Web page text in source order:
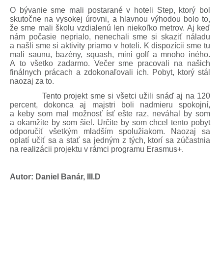
O bývanie sme mali postarané v hoteli Step, ktorý bol
skutočne na vysokej úrovni, a hlavnou výhodou bolo to,
že sme mali školu vzdialenú len niekoľko metrov. Aj keď
nám počasie neprialo, nenechali sme si skaziť náladu
a našli sme si aktivity priamo v hoteli. K dispozícii sme tu
mali saunu, bazény, squash, mini golf a mnoho iného.
A to všetko zadarmo. Večer sme pracovali na našich
finálnych prácach a zdokonaľovali ich. Pobyt, ktorý stál
naozaj za to.
Tento projekt sme si všetci užili snáď aj na 120
percent, dokonca aj majstri boli nadmieru spokojní,
a keby som mal možnosť ísť ešte raz, neváhal by som
a okamžite by som šiel. Určite by som chcel tento pobyt
odporučiť všetkým mladším spolužiakom. Naozaj sa
oplatí učiť sa a stať sa jedným z tých, ktorí sa zúčastnia
na realizácii projektu v rámci programu Erasmus+.
Autor: Daniel Banár, III.D